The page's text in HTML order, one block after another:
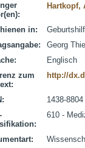
Hartkopf,
in:
Georg
Englisch
zum
http://
1438-8804
610 -